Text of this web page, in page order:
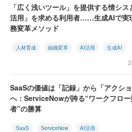
「広く浅いツール」を提供する情シス
活用」を求める利用者……生成AIで実
務変革メソッド
人材育成 組織変革 AI活用 生成AI
SaaSの価値は「記録」から「アクショ
へ：ServiceNowが誇る“ワークフロ
者”の勝算
SaaS ServiceNow AI活用